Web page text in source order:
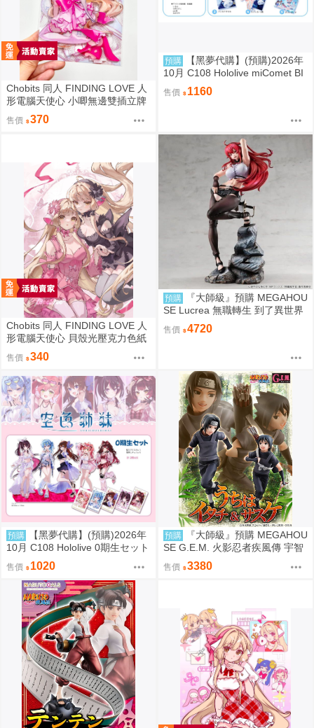
Chobits 同人 FINDING LOVE 人
形電腦天使心 小唧無邊雙插立牌
繪師：Bee Bee
售價 370
預購
【黑夢代購】(預購)2026年
10月 C108 Hololive miComet BI
Gジオラマ 壓克力立牌 社團名:空
色姉妹 繪師:綾香
售價 1160
Chobits 同人 FINDING LOVE 人
形電腦天使心 貝殼光壓克力色紙
姊妹 繪師：Bee Bee
售價 340
預購
『大師級』預購 MEGAHOU
SE Lucrea 無職轉生 到了異世界
就拿出真本事 艾莉絲·格雷拉特
售價 4720
預購
【黑夢代購】(預購)2026年
10月 C108 Hololive 0期生セット
【非公式】套組 社團名:空色姉妹
繪師:綾香
售價 1020
預購
『大師級』預購 MEGAHOU
SE G.E.M. 火影忍者疾風傳 宇智
波鼬 & 宇智波佐助 再販
售價 3380